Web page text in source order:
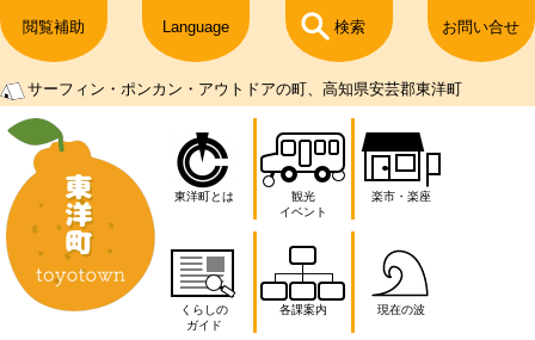
閲覧補助 Language 検索 お問い合せ
サーフィン・ポンカン・アウトドアの町、高知県安芸郡東洋町
東洋町とは
観光
イベント
楽市・楽座
くらしの
ガイド
各課案内 現在の波